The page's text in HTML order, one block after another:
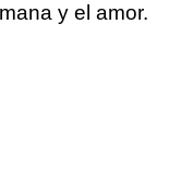
y el amor.